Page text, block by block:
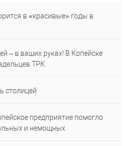
в «красивые» годы в
– в ваших руках! В Копейске
ТРК
столицей
предприятие помогло
и немощных